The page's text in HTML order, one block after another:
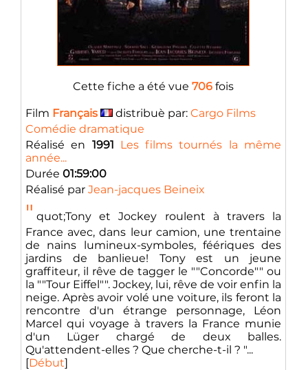
Cette fiche a été vue 706 fois
Film Français distribuè par: Cargo Films
Comédie dramatique
Réalisé en 1991 Les films tournés la même
année...
Durée 01:59:00
Réalisé par Jean-jacques Beineix
" quot;Tony et Jockey roulent à travers la
France avec, dans leur camion, une trentaine
de nains lumineux-symboles, féériques des
jardins de banlieue! Tony est un jeune
graffiteur, il rêve de tagger le ""Concorde"" ou
la ""Tour Eiffel"". Jockey, lui, rêve de voir enfin la
neige. Après avoir volé une voiture, ils feront la
rencontre d'un étrange personnage, Léon
Marcel qui voyage à travers la France munie
d'un Lüger chargé de deux balles.
Qu'attendent-elles ? Que cherche-t-il ? "...
[Début]